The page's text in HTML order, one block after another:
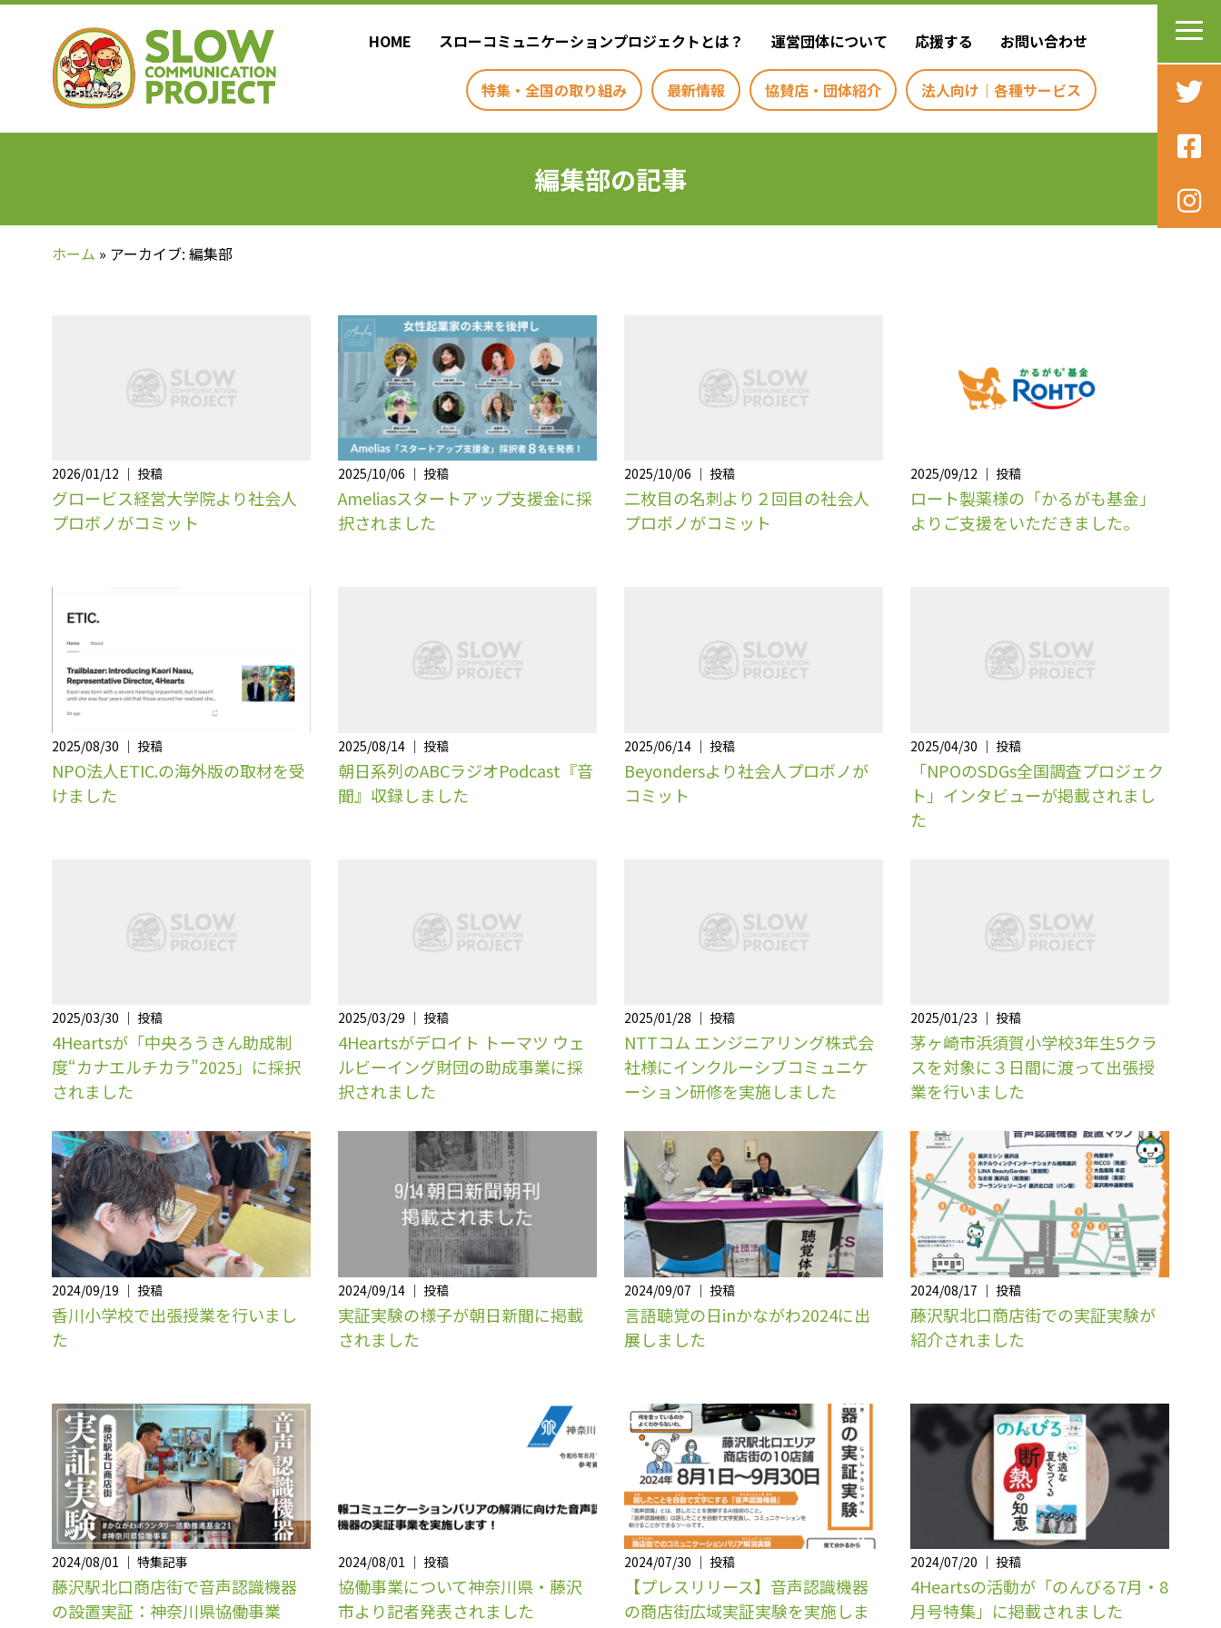
HOME スローコミュニケーションプロジェクトとは？ 運営団体について 応援する お問い合わせ
特集・全国の取り組み 最新情報 協賛店・団体紹介 法人向け｜各種サービス
編集部の記事
ホーム » アーカイブ: 編集部
2026/01/12 ｜ 投稿
グロービス経営大学院より社会人
プロボノがコミット
2025/10/06 ｜ 投稿
Ameliasスタートアップ支援金に採
択されました
2025/10/06 ｜ 投稿
二枚目の名刺より２回目の社会人
プロボノがコミット
2025/09/12 ｜ 投稿
ロート製薬様の「かるがも基金」
よりご支援をいただきました。
2025/08/30 ｜ 投稿
NPO法人ETIC.の海外版の取材を受
けました
2025/08/14 ｜ 投稿
朝日系列のABCラジオPodcast『音
聞』収録しました
2025/06/14 ｜ 投稿
Beyondersより社会人プロボノが
コミット
2025/04/30 ｜ 投稿
「NPOのSDGs全国調査プロジェク
ト」インタビューが掲載されまし
た
2025/03/30 ｜ 投稿
4Heartsが「中央ろうきん助成制
度“カナエルチカラ”2025」に採択
されました
2025/03/29 ｜ 投稿
4Heartsがデロイト トーマツ ウェ
ルビーイング財団の助成事業に採
択されました
2025/01/28 ｜ 投稿
NTTコム エンジニアリング株式会
社様にインクルーシブコミュニケ
ーション研修を実施しました
2025/01/23 ｜ 投稿
茅ヶ崎市浜須賀小学校3年生5クラ
スを対象に３日間に渡って出張授
業を行いました
2024/09/19 ｜ 投稿
香川小学校で出張授業を行いまし
た
2024/09/14 ｜ 投稿
実証実験の様子が朝日新聞に掲載
されました
2024/09/07 ｜ 投稿
言語聴覚の日inかながわ2024に出
展しました
2024/08/17 ｜ 投稿
藤沢駅北口商店街での実証実験が
紹介されました
2024/08/01 ｜ 特集記事
藤沢駅北口商店街で音声認識機器
の設置実証：神奈川県協働事業
2024/08/01 ｜ 投稿
協働事業について神奈川県・藤沢
市より記者発表されました
2024/07/30 ｜ 投稿
【プレスリリース】音声認識機器
の商店街広域実証実験を実施しま
2024/07/20 ｜ 投稿
4Heartsの活動が「のんびる7月・8
月号特集」に掲載されました